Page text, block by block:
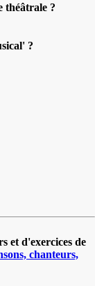
théâtrale ?
?
et d'exercices de
chanteurs,